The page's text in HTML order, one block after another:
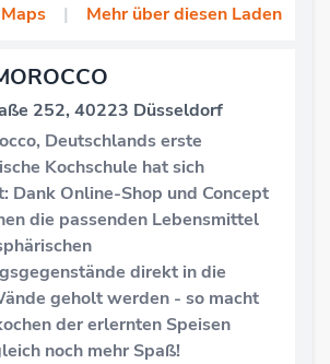
| Mehr über diesen Laden
252, 40223 Düsseldorf
Deutschlands erste
Kochschule hat sich
Dank Online-Shop und Concept
die passenden Lebensmittel
direkt in die
geholt werden - so macht
der erlernten Speisen
noch mehr Spaß!